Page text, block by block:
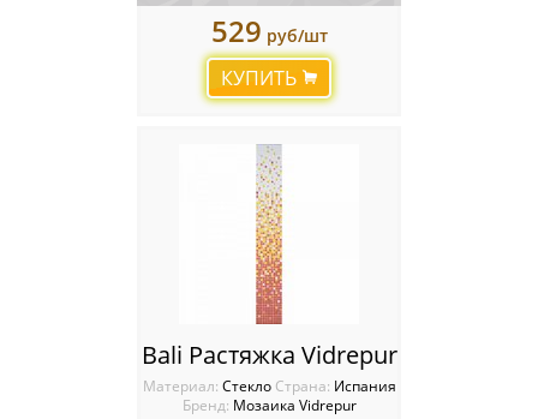
529 руб/шт
КУПИТЬ
Bali Растяжка Vidrepur
Материал: Стекло Cтрана: Испания
Бренд: Мозаика Vidrepur